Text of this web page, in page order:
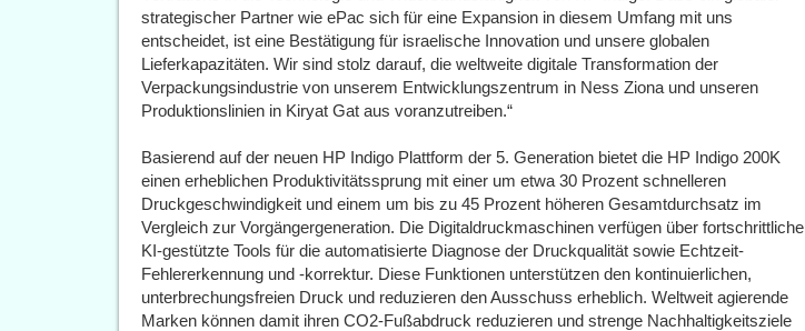
strategischer Partner wie ePac sich für eine Expansion in diesem Umfang mit uns
entscheidet, ist eine Bestätigung für israelische Innovation und unsere globalen
Lieferkapazitäten. Wir sind stolz darauf, die weltweite digitale Transformation der
Verpackungsindustrie von unserem Entwicklungszentrum in Ness Ziona und unseren
Produktionslinien in Kiryat Gat aus voranzutreiben.“
Basierend auf der neuen HP Indigo Plattform der 5. Generation bietet die HP Indigo 200K
einen erheblichen Produktivitätssprung mit einer um etwa 30 Prozent schnelleren
Druckgeschwindigkeit und einem um bis zu 45 Prozent höheren Gesamtdurchsatz im
Vergleich zur Vorgängergeneration. Die Digitaldruckmaschinen verfügen über fortschrittliche
KI-gestützte Tools für die automatisierte Diagnose der Druckqualität sowie Echtzeit-
Fehlererkennung und -korrektur. Diese Funktionen unterstützen den kontinuierlichen,
unterbrechungsfreien Druck und reduzieren den Ausschuss erheblich. Weltweit agierende
Marken können damit ihren CO2-Fußabdruck reduzieren und strenge Nachhaltigkeitsziele